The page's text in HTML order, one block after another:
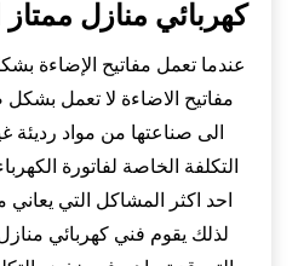
‏كهربائي منازل
عندما تعمل مفاتيح الإضاءة
مفاتيح الاضاءة لا تعمل
الى صناعتها من مواد رديئة
التكلفة الخاصة لفاتورة
احد اكثر المشاكل التي يعاني
لذلك يقوم فني كهربائي